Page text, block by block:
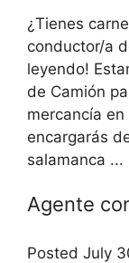
¿Tienes
conductor/a
leyendo!
de Camión
mercancía
encargarás
salamanca ...
Agente
Posted July